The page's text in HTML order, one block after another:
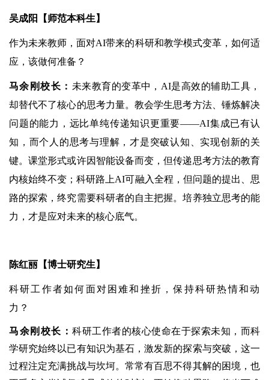
吴成阳【师范本科生】
作为未来教师，面对AI带来的科研和教学模式变革，如何适
应，该做何准备？
马余刚校长： 未来教育的变革中，AI是高效的辅助工具，
却替代不了核心的思考力量。教会学生思考方法、锤炼解决
问题的能力，远比单纯传递知识更重要——AI集成已有认
知，而个人的思考与理解，才是突破认知、实现创新的关
键。课堂形式或许因智能设备而变，但传递思考方法的教育
内核始终不变；科研路上AI可融入全程，但问题的提出、思
路的探索，终究需要科研者的自主把握。培养独立思考的能
力，才是应对未来的核心底气。
陈红丽【博士研究生】
科研工作者如何面对困难和挫折，保持科研热情和动
力？
马余刚校长： 科研工作者的核心使命在于探索未知，而科
学研究始终以已有知识为基石，激发新的探索与突破，这一
过程注定充满挑战与坎坷。常常有百思不得其解的困境，也